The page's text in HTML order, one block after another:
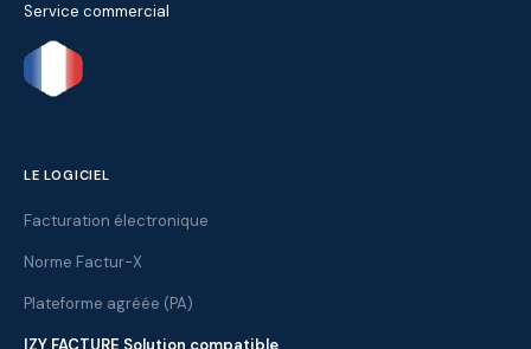
Service commercial
LE LOGICIEL
Facturation électronique
Norme Factur-X
Plateforme agréée (PA)